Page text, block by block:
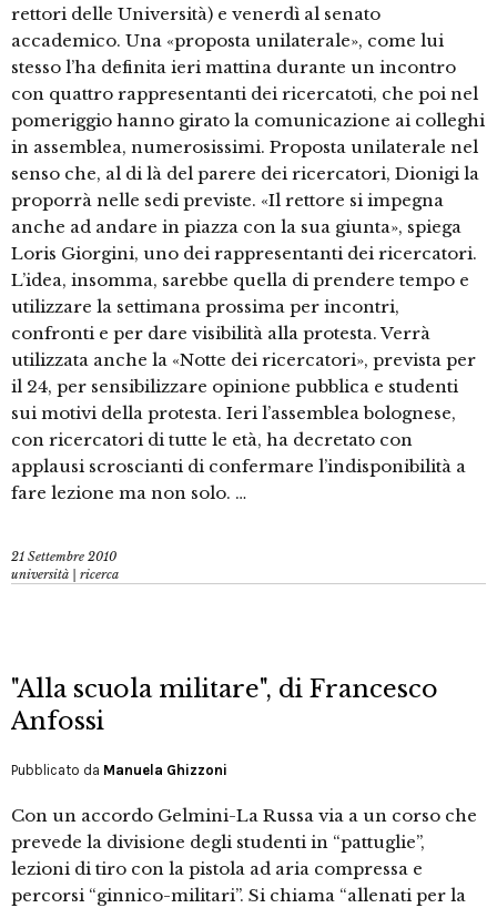
rettori delle Università) e venerdì al senato
accademico. Una «proposta unilaterale», come lui
stesso l’ha definita ieri mattina durante un incontro
con quattro rappresentanti dei ricercatoti, che poi nel
pomeriggio hanno girato la comunicazione ai colleghi
in assemblea, numerosissimi. Proposta unilaterale nel
senso che, al di là del parere dei ricercatori, Dionigi la
proporrà nelle sedi previste. «Il rettore si impegna
anche ad andare in piazza con la sua giunta», spiega
Loris Giorgini, uno dei rappresentanti dei ricercatori.
L’idea, insomma, sarebbe quella di prendere tempo e
utilizzare la settimana prossima per incontri,
confronti e per dare visibilità alla protesta. Verrà
utilizzata anche la «Notte dei ricercatori», prevista per
il 24, per sensibilizzare opinione pubblica e studenti
sui motivi della protesta. Ieri l’assemblea bolognese,
con ricercatori di tutte le età, ha decretato con
applausi scroscianti di confermare l’indisponibilità a
fare lezione ma non solo. …
21 Settembre 2010
università | ricerca
"Alla scuola militare", di Francesco
Anfossi
Pubblicato da Manuela Ghizzoni
Con un accordo Gelmini-La Russa via a un corso che
prevede la divisione degli studenti in “pattuglie”,
lezioni di tiro con la pistola ad aria compressa e
percorsi “ginnico-militari”. Si chiama “allenati per la